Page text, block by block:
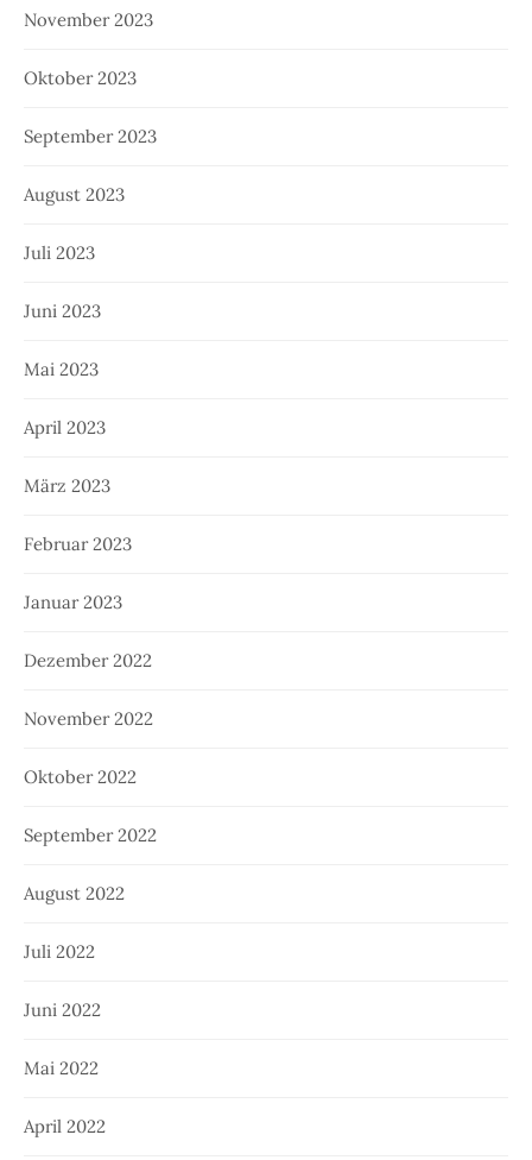
November 2023
Oktober 2023
September 2023
August 2023
Juli 2023
Juni 2023
Mai 2023
April 2023
März 2023
Februar 2023
Januar 2023
Dezember 2022
November 2022
Oktober 2022
September 2022
August 2022
Juli 2022
Juni 2022
Mai 2022
April 2022